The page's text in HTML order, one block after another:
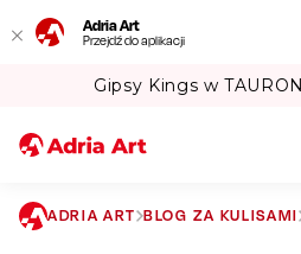
Adria Art
Przejdź do aplikacji
w TAURON Arena Kraków!
ADRIA ART BLOG ZA KULISAMI